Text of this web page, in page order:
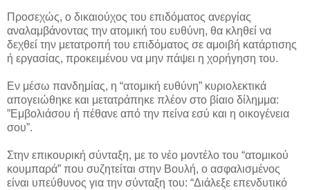
Προσεχώς, ο δικαιούχος του επιδόματος ανεργίας
αναλαμβάνοντας την ατομική του ευθύνη, θα κληθεί να
δεχθεί την μετατροπή του επιδόματος σε αμοιβή κατάρτισης
ή εργασίας, προκειμένου να μην πάψει η χορήγηση του.
Εν μέσω πανδημίας, η “ατομική ευθύνη” κυριολεκτικά
απογειώθηκε και μετατράπηκε πλέον στο βίαιο δίλημμα:
”Εμβολιάσου ή πέθανε από την πείνα εσύ και η οικογένεια
σου”.
Στην επικουρική σύνταξη, με το νέο μοντέλο του “ατομικού
κουμπαρά” που συζητείται στην Βουλή, ο ασφαλισμένος
είναι υπεύθυνος για την σύνταξη του: “Διάλεξε επενδυτικό